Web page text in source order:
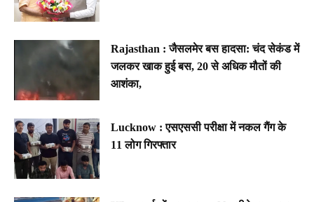
Rajasthan : जैसलमेर बस हादसा: चंद सेकंड में
जलकर खाक हुई बस, 20 से अधिक मौतों की
आशंका,
Lucknow : एसएससी परीक्षा में नकल गैंग के
11 लोग गिरफ्तार